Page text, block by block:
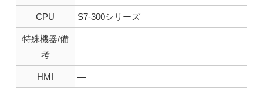
CPU S7-300シリーズ
特殊機器/備
考
—
HMI —